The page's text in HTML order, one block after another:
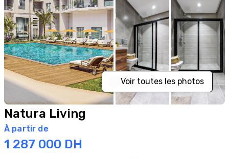
Voir toutes les photos
Natura Living
À partir de
1 287 000 DH